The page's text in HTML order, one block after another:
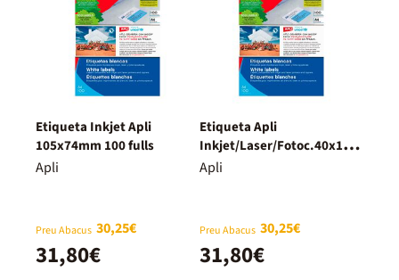
Etiqueta Inkjet Apli
105x74mm 100 fulls
Apli
Preu Abacus 30,25€
31,80€
Etiqueta Apli
Inkjet/Laser/Fotoc.40x105
mm 100 fulls
Apli
Preu Abacus 30,25€
31,80€